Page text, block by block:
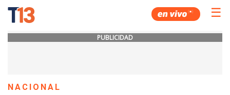
☰
PUBLICIDAD
NACIONAL